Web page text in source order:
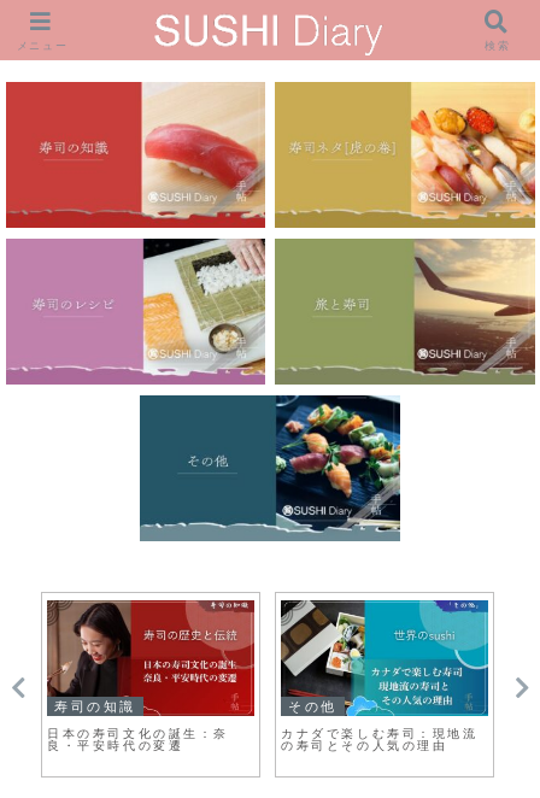
寿司の知識
日本の寿司文化の誕生：奈
良・平安時代の変遷
その他
カナダで楽しむ寿司：現地流
の寿司とその人気の理由
メニュー 検索